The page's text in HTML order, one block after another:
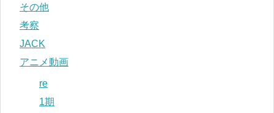
その他
考察
JACK
アニメ動画
re
1期